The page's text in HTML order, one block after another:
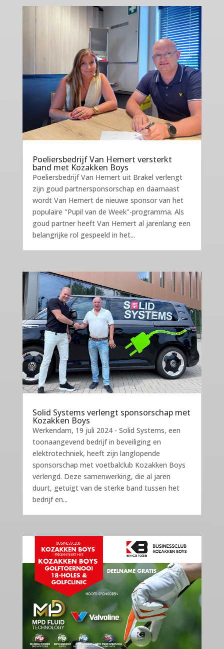
Poeliersbedrijf Van Hemert versterkt
band met Kozakken Boys
Poeliersbedrijf Van Hemert uit Brakel verlengt
zijn goud partnersponsorschap en daarnaast
wordt Van Hemert de nieuwe sponsor van het
populaire "Pupil van de Week"-programma. Als
goud partner heeft Van Hemert al jarenlang een
belangrijke rol gespeeld in het...
Solid Systems verlengt sponsorschap met
Kozakken Boys
Werkendam, 19 juli 2024 - Solid Systems, een
toonaangevend bedrijf in beveiliging en
elektrotechniek, heeft zijn langlopende
sponsorschap met voetbalclub Kozakken Boys
verlengd. Deze samenwerking, die al jaren
duurt, getuigt van de sterke band tussen het
bedrijf en...